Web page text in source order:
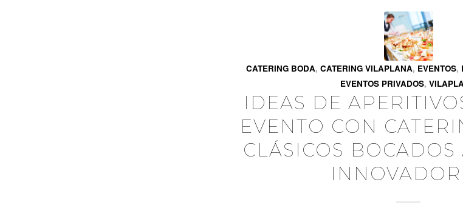
CATERING BODA, CATERING VILAPLANA, EVENTOS,
EVENTOS PRIVADOS,
IDEAS DE
EVENTO CON
CLÁSICOS BOCADOS